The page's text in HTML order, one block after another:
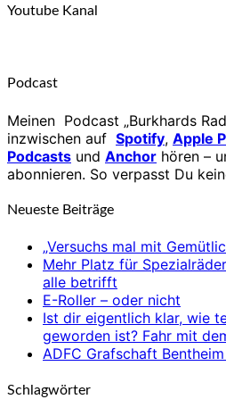
Youtube Kanal
Podcast
Meinen Podcast „Burkhards
inzwischen auf Spotify, Apple
Podcasts und Anchor hören –
abonnieren. So verpasst Du
Neueste Beiträge
„Versuchs mal mit
Mehr Platz für
alle betrifft
E-Roller – oder nicht
Ist dir eigentlich klar, wie
geworden ist? Fahr mit
ADFC Grafschaft
Schlagwörter